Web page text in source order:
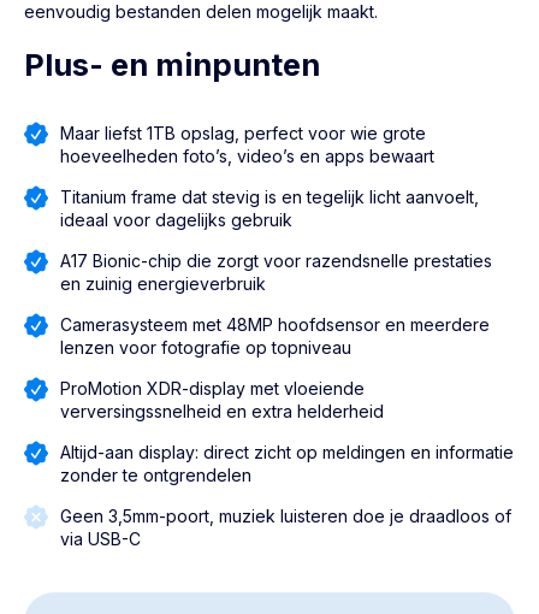
eenvoudig bestanden delen mogelijk maakt.
Plus- en minpunten
Maar liefst 1TB opslag, perfect voor wie grote
hoeveelheden foto’s, video’s en apps bewaart
Titanium frame dat stevig is en tegelijk licht aanvoelt,
ideaal voor dagelijks gebruik
A17 Bionic-chip die zorgt voor razendsnelle prestaties
en zuinig energieverbruik
Camerasysteem met 48MP hoofdsensor en meerdere
lenzen voor fotografie op topniveau
ProMotion XDR-display met vloeiende
verversingssnelheid en extra helderheid
Altijd-aan display: direct zicht op meldingen en informatie
zonder te ontgrendelen
Geen 3,5mm-poort, muziek luisteren doe je draadloos of
via USB-C